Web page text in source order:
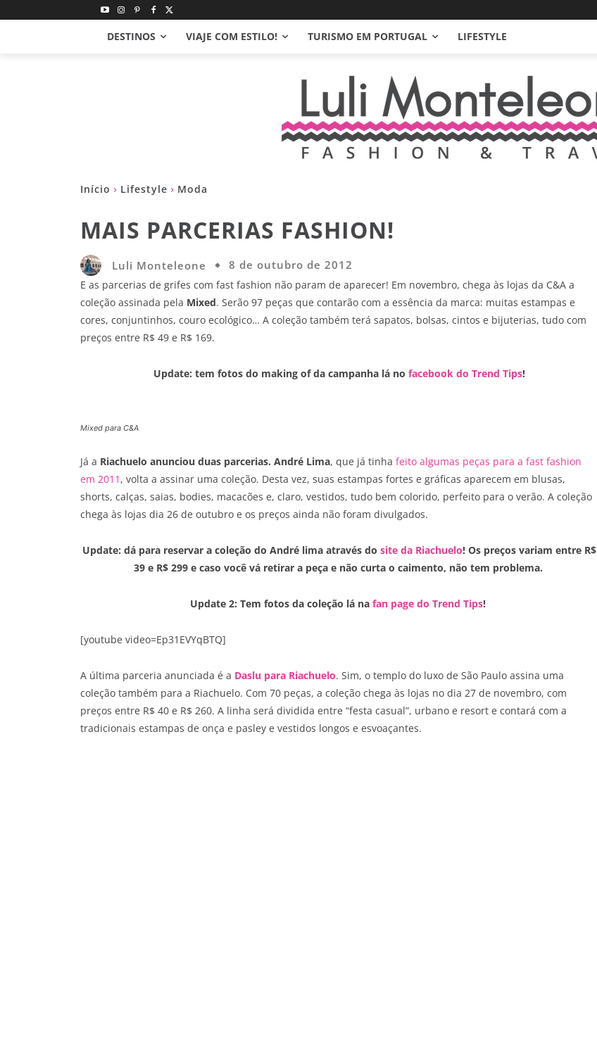
DESTINOS VIAJE COM ESTILO! TURISMO EM PORTUGAL LIFESTYLE
Início Lifestyle Moda
MAIS PARCERIAS FASHION!
Luli Monteleone 8 de outubro de 2012
E as parcerias de grifes com fast fashion não param de aparecer! Em novembro, chega às lojas da C&A a
coleção assinada pela Mixed. Serão 97 peças que contarão com a essência da marca: muitas estampas e
cores, conjuntinhos, couro ecológico… A coleção também terá sapatos, bolsas, cintos e bijuterias, tudo com
preços entre R$ 49 e R$ 169.
Update: tem fotos do making of da campanha lá no facebook do Trend Tips!
Mixed para C&A
Já a Riachuelo anunciou duas parcerias. André Lima, que já tinha feito algumas peças para a fast fashion
em 2011 , volta a assinar uma coleção. Desta vez, suas estampas fortes e gráficas aparecem em blusas,
shorts, calças, saias, bodies, macacões e, claro, vestidos, tudo bem colorido, perfeito para o verão. A coleção
chega às lojas dia 26 de outubro e os preços ainda não foram divulgados.
Update: dá para reservar a coleção do André lima através do site da Riachuelo! Os preços variam entre R$
39 e R$ 299 e caso você vá retirar a peça e não curta o caimento, não tem problema.
Update 2: Tem fotos da coleção lá na fan page do Trend Tips!
[youtube video=Ep31EVYqBTQ]
A última parceria anunciada é a Daslu para Riachuelo. Sim, o templo do luxo de São Paulo assina uma
coleção também para a Riachuelo. Com 70 peças, a coleção chega às lojas no dia 27 de novembro, com
preços entre R$ 40 e R$ 260. A linha será dividida entre “festa casual”, urbano e resort e contará com a
tradicionais estampas de onça e pasley e vestidos longos e esvoaçantes.